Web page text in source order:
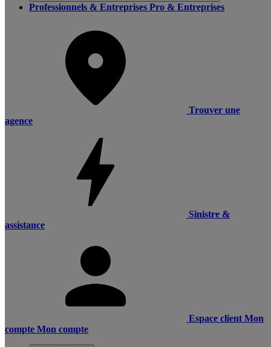
Professionnels & Entreprises Pro & Entreprises
Trouver une
agence
Sinistre &
assistance
Espace client Mon
compte Mon compte